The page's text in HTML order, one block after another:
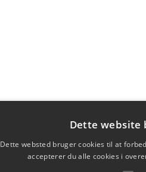
Dette website
Dette websted bruger cookies til at
accepterer du alle cookies i